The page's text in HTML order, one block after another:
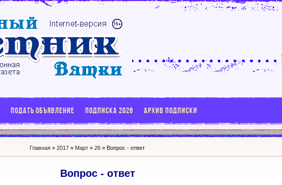
ПОДАТЬ ОБЪЯВЛЕНИЕ ПОДПИСКА 2026 АРХИВ ПОДПИСКИ
Главная» 2017 » Март » 26» Вопрос - ответ
Вопрос - ответ